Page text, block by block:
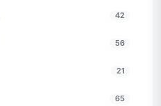
42
56
21
65